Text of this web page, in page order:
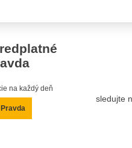
na každý deň
sledujte